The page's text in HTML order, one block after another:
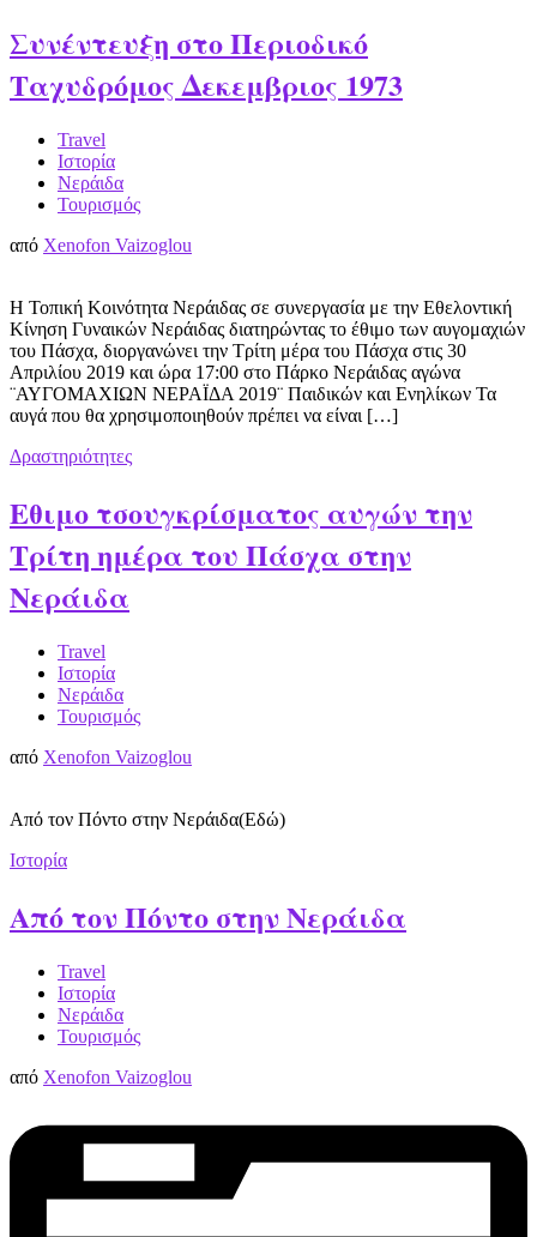
Συνέντευξη στο Περιοδικό
Ταχυδρόμος Δεκεμβριος 1973
Travel
Ιστορία
Νεράιδα
Τουρισμός
από Xenofon Vaizoglou
Η Τοπική Κοινότητα Νεράιδας σε συνεργασία με την Εθελοντική
Κίνηση Γυναικών Νεράιδας διατηρώντας το έθιμο των αυγομαχιών
του Πάσχα, διοργανώνει την Τρίτη μέρα του Πάσχα στις 30
Απριλίου 2019 και ώρα 17:00 στο Πάρκο Νεράιδας αγώνα
¨ΑΥΓΟΜΑΧΙΩΝ ΝΕΡΑΪΔΑ 2019¨ Παιδικών και Ενηλίκων Τα
αυγά που θα χρησιμοποιηθούν πρέπει να είναι […]
Δραστηριότητες
Εθιμο τσουγκρίσματος αυγών την
Τρίτη ημέρα του Πάσχα στην
Νεράιδα
Travel
Ιστορία
Νεράιδα
Τουρισμός
από Xenofon Vaizoglou
Από τον Πόντο στην Νεράιδα(Εδώ)
Ιστορία
Από τον Πόντο στην Νεράιδα
Travel
Ιστορία
Νεράιδα
Τουρισμός
από Xenofon Vaizoglou